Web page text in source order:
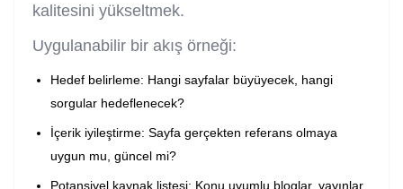
kalitesini yükseltmek.
Uygulanabilir bir akış örneği:
Hedef belirleme: Hangi sayfalar büyüyecek, hangi
sorgular hedeflenecek?
İçerik iyileştirme: Sayfa gerçekten referans olmaya
uygun mu, güncel mi?
Potansiyel kaynak listesi: Konu uyumlu bloglar, yayınlar,